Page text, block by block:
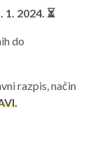
2024. ⏳
do
razpis, način